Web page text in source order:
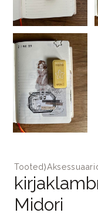
Tooted⟩
Midori